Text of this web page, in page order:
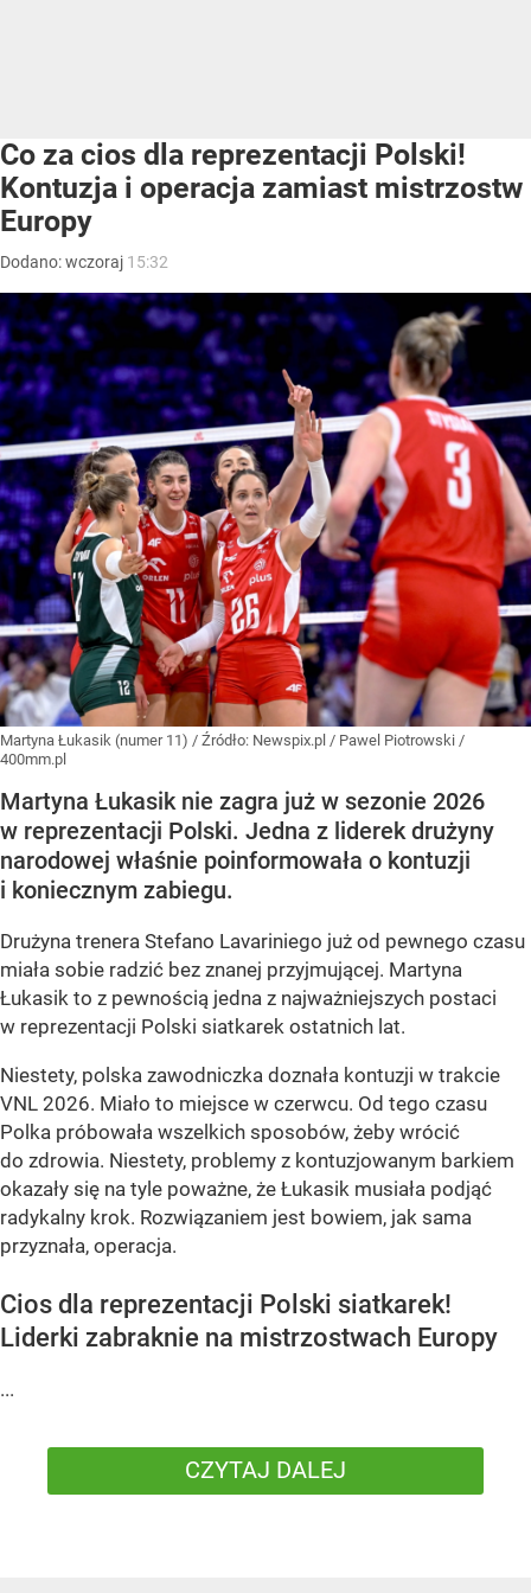
Co za cios dla reprezentacji Polski!
Kontuzja i operacja zamiast mistrzostw
Europy
Dodano:wczoraj 15:32
Martyna Łukasik (numer 11) / Źródło: Newspix.pl / Pawel Piotrowski /
400mm.pl
Martyna Łukasik nie zagra już w sezonie 2026
w reprezentacji Polski. Jedna z liderek drużyny
narodowej właśnie poinformowała o kontuzji
i koniecznym zabiegu.
Drużyna trenera Stefano Lavariniego już od pewnego czasu
miała sobie radzić bez znanej przyjmującej. Martyna
Łukasik to z pewnością jedna z najważniejszych postaci
w reprezentacji Polski siatkarek ostatnich lat.
Niestety, polska zawodniczka doznała kontuzji w trakcie
VNL 2026. Miało to miejsce w czerwcu. Od tego czasu
Polka próbowała wszelkich sposobów, żeby wrócić
do zdrowia. Niestety, problemy z kontuzjowanym barkiem
okazały się na tyle poważne, że Łukasik musiała podjąć
radykalny krok. Rozwiązaniem jest bowiem, jak sama
przyznała, operacja.
Cios dla reprezentacji Polski siatkarek!
Liderki zabraknie na mistrzostwach Europy
...
CZYTAJ DALEJ